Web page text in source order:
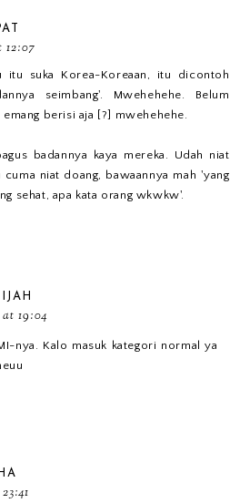
12:07
itu suka Korea-Koreaan, itu dicontoh
seimbang'. Mwehehehe. Belum
berisi aja [?] mwehehehe.
badannya kaya mereka. Udah niat
niat doang, bawaannya mah 'yang
sehat, apa kata orang wkwkw'.
19:04
nya. Kalo masuk kategori normal ya